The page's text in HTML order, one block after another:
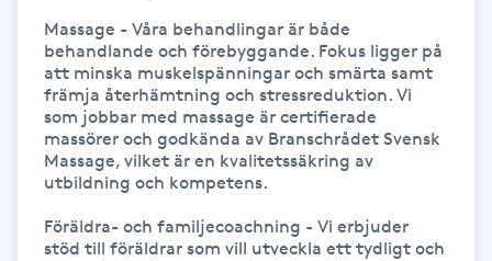
Färgning
Föning
Massage - Våra behandlingar är både
behandlande och förebyggande. Fokus ligger på
att minska muskelspänningar och smärta samt
främja återhämtning och stressreduktion. Vi
som jobbar med massage är certifierade
massörer och godkända av Branschrådet Svensk
Massage, vilket är en kvalitetssäkring av
utbildning och kompetens.
Föräldra- och familjecoachning - Vi erbjuder
stöd till föräldrar som vill utveckla ett tydligt och